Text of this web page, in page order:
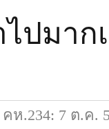
ปมา
คห.234: 7 ต.ค.